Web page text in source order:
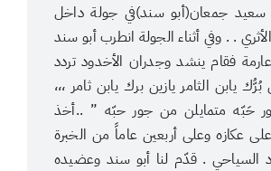
سعيد جمعان(أبو سند)في جولة داخل
. . وفي أثناء الجولة انطرب أبو سند
فقام ينشد وجدران الأخدود تردد
يابن الثامر يازين برك يابن ثامر ،،،
حَبّه متمايلن من جور حبّه ” ..أخذ
عكازه وعلى أربعين عاماً من الخبرة
السياحي . قدّم لنا أبو سند وعضيده